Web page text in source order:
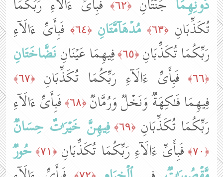
دُونِهِمَا جَنَّتَانِ ﴿٦٢﴾
فَبِأَیِّ ءَالَاۤءِ رَبِّكُمَا
تُكَذِّبَانِ ﴿٦٣﴾ مُدۡهَاۤمَّتَانِ ﴿٦٤﴾
فَبِأَیِّ ءَالَاۤءِ
رَبِّكُمَا تُكَذِّبَانِ ﴿٦٥﴾ فِیهِمَا عَیۡنَانِنَضَّاخَتَانِ
﴿٦٦﴾ فَبِأَیِّ ءَالَاۤءِ رَبِّكُمَا تُكَذِّبَانِ ﴿٦٧﴾
فِیهِمَا فَـٰكِهَةࣱ وَنَخۡلࣱ وَرُمَّانࣱ ﴿٦٨﴾
فَبِأَیِّ ءَالَاۤءِ
رَبِّكُمَا تُكَذِّبَانِ ﴿٦٩﴾ فِیهِنَّ خَیۡرَ ٰ⁠تٌ حِسَانࣱ
﴿٧٠﴾ فَبِأَیِّ ءَالَاۤءِ رَبِّكُمَا تُكَذِّبَانِ ﴿٧١﴾
حُورࣱ